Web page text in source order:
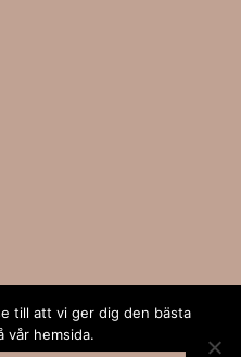
till att vi ger dig den bästa
vår hemsida.